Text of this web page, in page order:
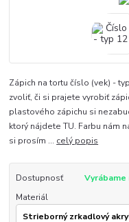
Zápich na tortu číslo (vek) -
zvoliť, či si prajete vyrobiť
plastového zápichu si
ktorý nájdete TU. Farbu nám
si prosím ... celý popis
Dostupnosť
Vyrábame
Materiál